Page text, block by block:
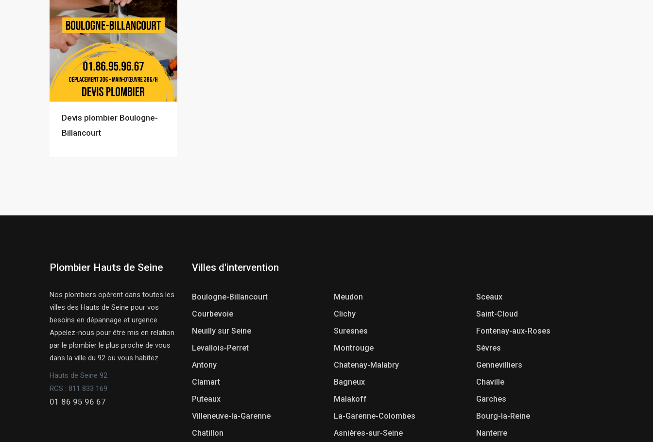
Devis plombier Boulogne-
Billancourt
Plombier Hauts de Seine
Nos plombiers opérent dans toutes les
villes des Hauts de Seine pour vos
besoins en dépannage et urgence.
Appelez-nous pour être mis en relation
par le plombier le plus proche de vous
dans la ville du 92 ou vous habitez.
Hauts de Seine 92
RCS : 811 833 169
01 86 95 96 67
Villes d'intervention
Boulogne-Billancourt
Courbevoie
Neuilly sur Seine
Levallois-Perret
Antony
Clamart
Puteaux
Villeneuve-la-Garenne
Chatillon
Meudon
Clichy
Suresnes
Montrouge
Chatenay-Malabry
Bagneux
Malakoff
La-Garenne-Colombes
Asnières-sur-Seine
Sceaux
Saint-Cloud
Fontenay-aux-Roses
Sèvres
Gennevilliers
Chaville
Garches
Bourg-la-Reine
Nanterre